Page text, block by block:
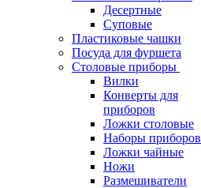
Десертные
Суповые
Пластиковые чашки
Посуда для фуршета
Столовые приборы
Вилки
Конверты для
приборов
Ложки столовые
Наборы приборов
Ложки чайные
Ножи
Размешиватели